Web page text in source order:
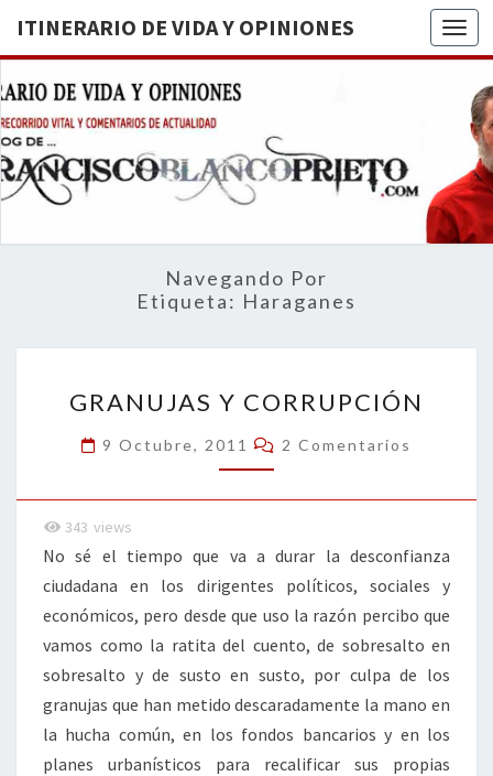
ITINERARIO DE VIDA Y OPINIONES
DE
BREVE
RECORRIDO
VITAL Y
ACTUALIDAD
Navegando Por
Etiqueta: Haraganes
Y
CORRUPCIÓN
GRANUJAS Y CORRUPCIÓN
9 Octubre, 2011 Comentarios
2 Comentarios
343 views
No sé el tiempo que va a durar la desconfianza
ciudadana en los dirigentes políticos, sociales y
económicos, pero desde que uso la razón percibo que
vamos como la ratita del cuento, de sobresalto en
sobresalto y de susto en susto, por culpa de los
granujas que han metido descaradamente la mano en
la hucha común, en los fondos bancarios y en los
planes urbanísticos para recalificar sus propias